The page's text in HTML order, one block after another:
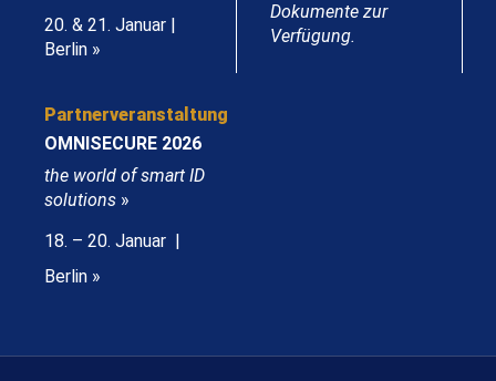
20. & 21. Januar |
Berlin »
Dokumente zur
Verfügung.
Partnerveranstaltung
OMNISECURE 2026
the world of smart ID
solutions »
18. – 20. Januar |
Berlin »